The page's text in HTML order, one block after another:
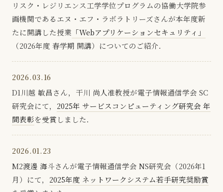
リスク・レジリエンス工学学位プログラムの協働大学院参
画機関であるエヌ・エフ・ラボラトリーズさんが本年度新
たに開講した授業 「Webアプリケーションセキュリティ」
（2026年度 春学期 開講）についてのご紹介．
2026.03.16
D1川越 敏昌さん，干川 尚人准教授が電子情報通信学会 SC
研究会にて， 2025年 サービスコンピューティング研究会 年
間表彰を受賞しました．
2026.01.23
M2渡邊 海斗さんが電子情報通信学会 NS研究会（2026年1
月）にて， 2025年度 ネットワークシステム若手研究奨励賞